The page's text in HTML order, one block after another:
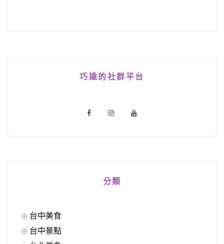
巧達的社群平台
分類
台中美食
台中景點